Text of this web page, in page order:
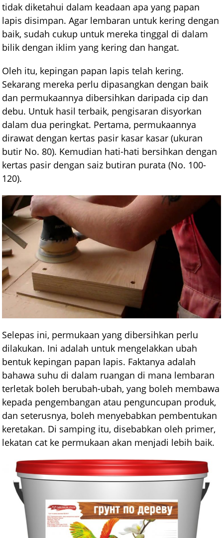
tidak diketahui dalam keadaan apa yang papan
lapis disimpan. Agar lembaran untuk kering dengan
baik, sudah cukup untuk mereka tinggal di dalam
bilik dengan iklim yang kering dan hangat.
Oleh itu, kepingan papan lapis telah kering.
Sekarang mereka perlu dipasangkan dengan baik
dan permukaannya dibersihkan daripada cip dan
debu. Untuk hasil terbaik, pengisaran disyorkan
dalam dua peringkat. Pertama, permukaannya
dirawat dengan kertas pasir kasar kasar (ukuran
butir No. 80). Kemudian hati-hati bersihkan dengan
kertas pasir dengan saiz butiran purata (No. 100-
120).
Selepas ini, permukaan yang dibersihkan perlu
dilakukan. Ini adalah untuk mengelakkan ubah
bentuk kepingan papan lapis. Faktanya adalah
bahawa suhu di dalam ruangan di mana lembaran
terletak boleh berubah-ubah, yang boleh membawa
kepada pengembangan atau penguncupan produk,
dan seterusnya, boleh menyebabkan pembentukan
keretakan. Di samping itu, disebabkan oleh primer,
lekatan cat ke permukaan akan menjadi lebih baik.